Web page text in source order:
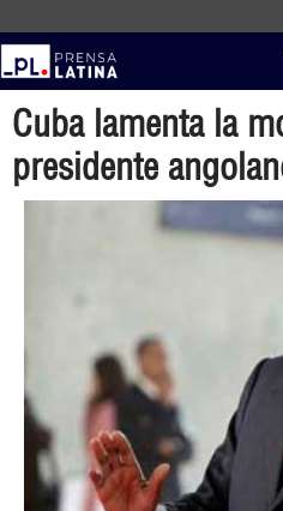
Cuba lamenta la
presidente